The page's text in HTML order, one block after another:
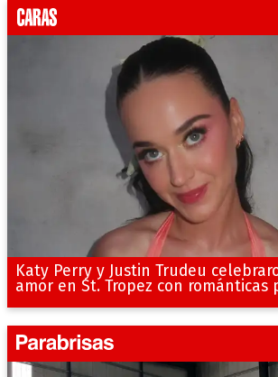
Katy Perry y Justin Trudeu
amor en St. Tropez con románticas